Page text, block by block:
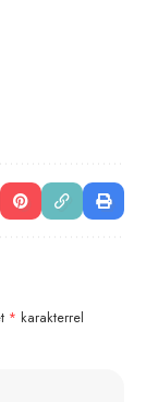
* karakterrel